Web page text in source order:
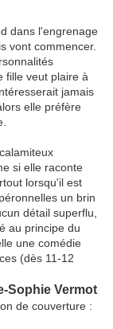
dans l'engrenage
vont commencer.
fille veut plaire à
jamais
elle préfère
si elle raconte
lorsqu'il est
un brin
détail superflu,
au principe du
une comédie
(dès 11-12
Sophie Vermot
de couverture :